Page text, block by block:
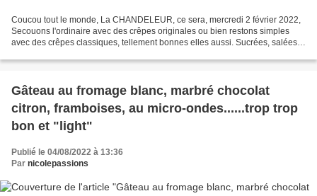
Coucou tout le monde, La CHANDELEUR, ce sera, mercredi 2 février 2022,
Secouons l'ordinaire avec des crêpes originales ou bien restons simples
avec des crêpes classiques, tellement bonnes elles aussi. Sucrées, salées,
Gâteau au fromage blanc, marbré chocolat
citron, framboises, au micro-ondes......trop trop
bon et "light"
Publié le 04/08/2022 à 13:36
Par nicolepassions